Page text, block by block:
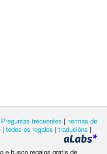
Preguntas frecuentes | normas de
| todos os regalos | traducións |
e busco regalos gratis de